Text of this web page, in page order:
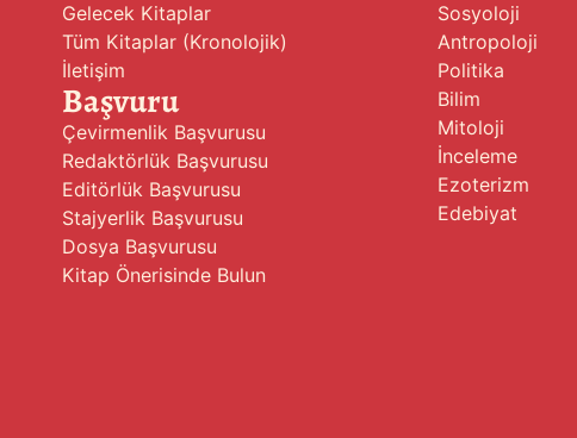
Gelecek Kitaplar
Tüm Kitaplar (Kronolojik)
İletişim
Başvuru
Çevirmenlik Başvurusu
Redaktörlük Başvurusu
Editörlük Başvurusu
Stajyerlik Başvurusu
Dosya Başvurusu
Kitap Önerisinde Bulun
Sosyoloji
Antropoloji
Politika
Bilim
Mitoloji
İnceleme
Ezoterizm
Edebiyat